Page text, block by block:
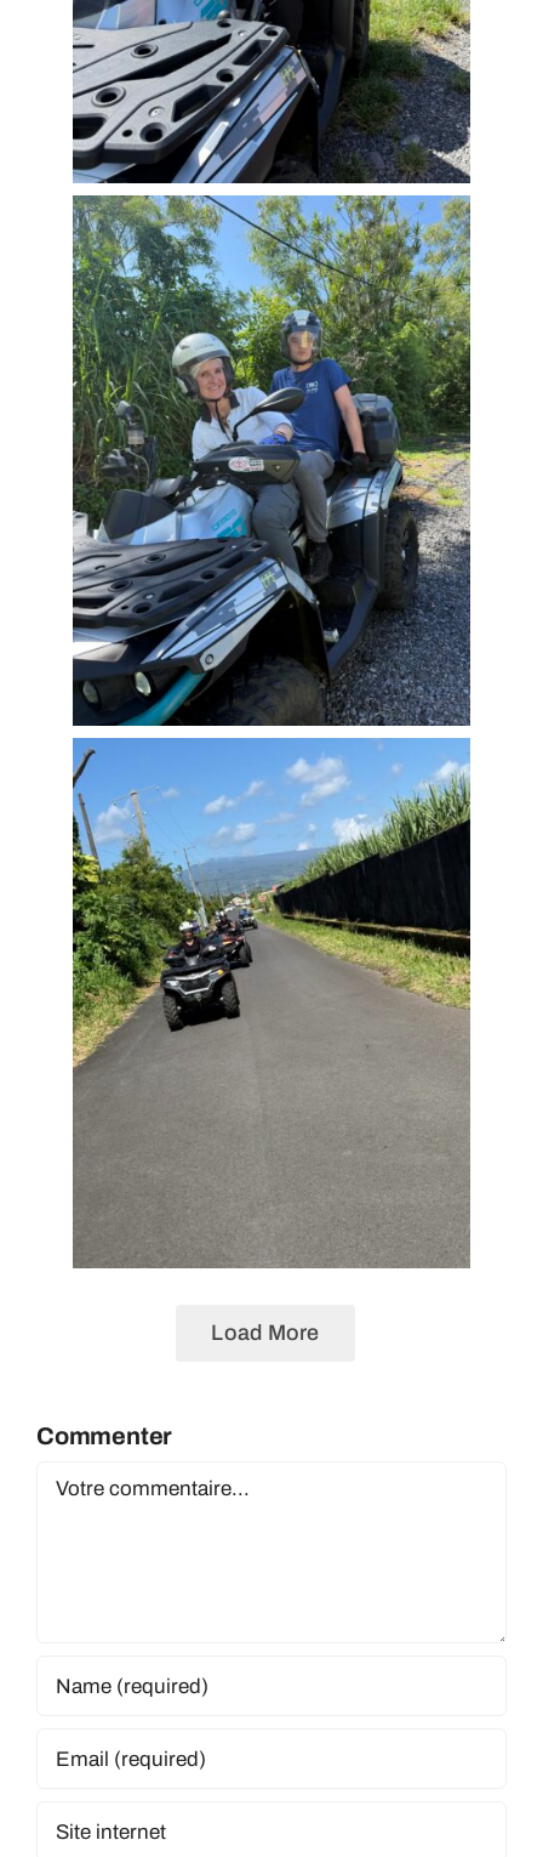
Load More
Commenter
Comment